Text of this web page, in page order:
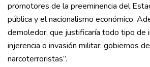
promotores de la preeminencia del
pública y el nacionalismo económico.
demoledor, que justificaría todo tipo de
injerencia o invasión militar: gobiernos
narcoterroristas”.